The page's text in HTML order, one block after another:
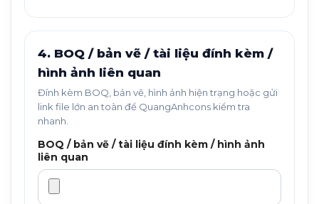
4. BOQ / bản vẽ / tài liệu đính kèm /
hình ảnh liên quan
Đính kèm BOQ, bản vẽ, hình ảnh hiện trạng hoặc gửi
link file lớn an toàn để QuangAnhcons kiểm tra
nhanh.
BOQ / bản vẽ / tài liệu đính kèm / hình ảnh
liên quan